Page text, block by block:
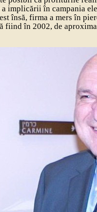
a implicării în campania
însă, firma a mers în
fiind în 2002, de